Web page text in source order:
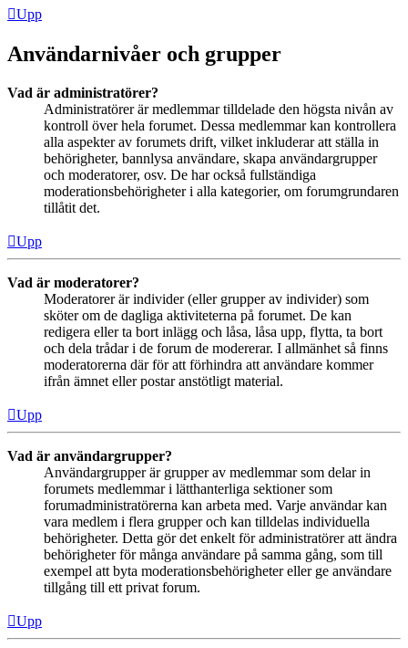
Upp
Användarnivåer och grupper
Vad är administratörer?
Administratörer är medlemmar tilldelade den högsta nivån av
kontroll över hela forumet. Dessa medlemmar kan kontrollera
alla aspekter av forumets drift, vilket inkluderar att ställa in
behörigheter, bannlysa användare, skapa användargrupper
och moderatorer, osv. De har också fullständiga
moderationsbehörigheter i alla kategorier, om forumgrundaren
tillåtit det.
Upp
Vad är moderatorer?
Moderatorer är individer (eller grupper av individer) som
sköter om de dagliga aktiviteterna på forumet. De kan
redigera eller ta bort inlägg och låsa, låsa upp, flytta, ta bort
och dela trådar i de forum de modererar. I allmänhet så finns
moderatorerna där för att förhindra att användare kommer
ifrån ämnet eller postar anstötligt material.
Upp
Vad är användargrupper?
Användargrupper är grupper av medlemmar som delar in
forumets medlemmar i lätthanterliga sektioner som
forumadministratörerna kan arbeta med. Varje användar kan
vara medlem i flera grupper och kan tilldelas individuella
behörigheter. Detta gör det enkelt för administratörer att ändra
behörigheter för många användare på samma gång, som till
exempel att byta moderationsbehörigheter eller ge användare
tillgång till ett privat forum.
Upp